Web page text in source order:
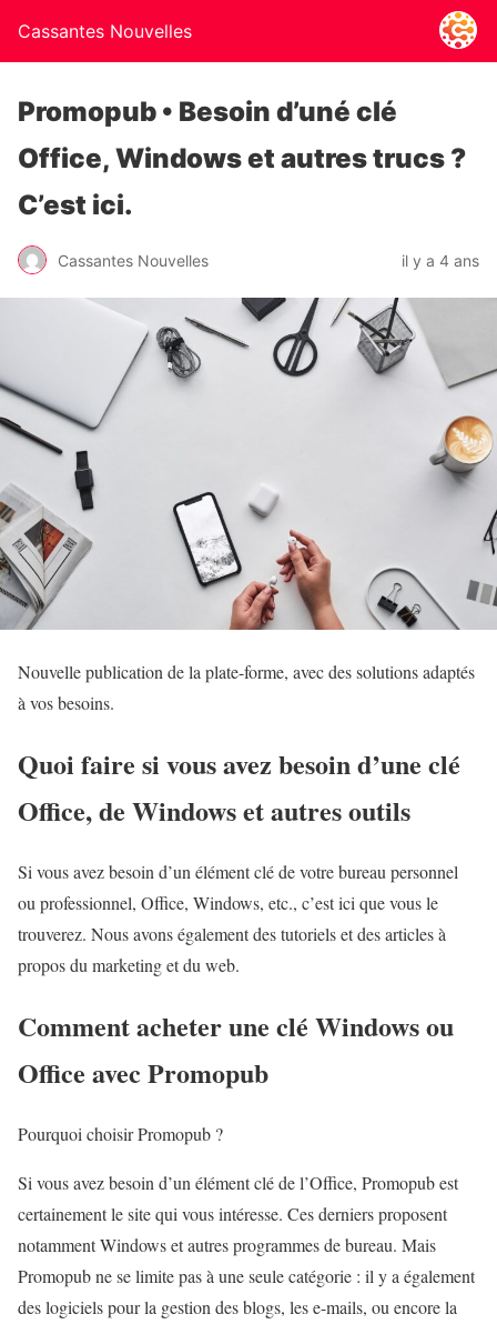
Cassantes Nouvelles
Promopub • Besoin d’uné clé
Office, Windows et autres trucs ?
C’est ici.
Cassantes Nouvelles il y a 4 ans
Nouvelle publication de la plate-forme, avec des solutions adaptés
à vos besoins.
Quoi faire si vous avez besoin d’une clé
Office, de Windows et autres outils
Si vous avez besoin d’un élément clé de votre bureau personnel
ou professionnel, Office, Windows, etc., c’est ici que vous le
trouverez. Nous avons également des tutoriels et des articles à
propos du marketing et du web.
Comment acheter une clé Windows ou
Office avec Promopub
Pourquoi choisir Promopub ?
Si vous avez besoin d’un élément clé de l’Office, Promopub est
certainement le site qui vous intéresse. Ces derniers proposent
notamment Windows et autres programmes de bureau. Mais
Promopub ne se limite pas à une seule catégorie : il y a également
des logiciels pour la gestion des blogs, les e-mails, ou encore la